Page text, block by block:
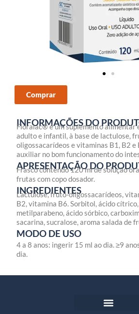
Comprar
INFORMAÇÕES DO
Floralac® é um suplemento alimentar
adulto e infantil, à base de lactulose,
oligossacarídeos e vitaminas B1, B2 e
auxiliar no bom funcionamento do
APRESENTAÇÃO DO
Frasco contendo 120 ml de solução
frutas com copo dosador.
INGREDIENTES
Lactulose, fruto-oligossacarídeos,
B2, vitamina B6. Sorbitol, ácido
metilparabeno, ácido sórbico,
sacarina, sucralose, aroma salada de
MODO DE USO
4 a 8 anos: ingerir 15 ml ao dia. ≥9
dia.